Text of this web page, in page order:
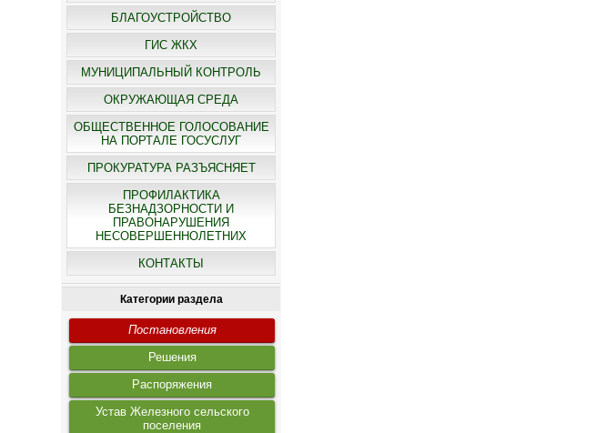
БЛАГОУСТРОЙСТВО
ГИС ЖКХ
МУНИЦИПАЛЬНЫЙ КОНТРОЛЬ
ОКРУЖАЮЩАЯ СРЕДА
ОБЩЕСТВЕННОЕ ГОЛОСОВАНИЕ
НА ПОРТАЛЕ ГОСУСЛУГ
ПРОКУРАТУРА РАЗЪЯСНЯЕТ
ПРОФИЛАКТИКА
БЕЗНАДЗОРНОСТИ И
ПРАВОНАРУШЕНИЯ
НЕСОВЕРШЕННОЛЕТНИХ
КОНТАКТЫ
Категории раздела
Постановления
Решения
Распоряжения
Устав Железного сельского
поселения